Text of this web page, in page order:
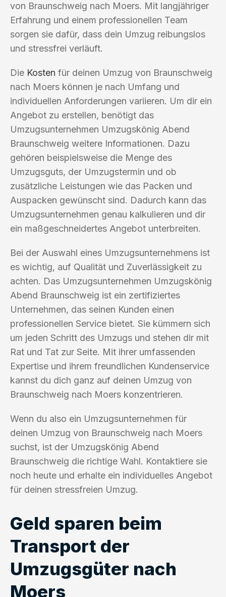
von Braunschweig nach Moers. Mit langjähriger
Erfahrung und einem professionellen Team
sorgen sie dafür, dass dein Umzug reibungslos
und stressfrei verläuft.
Die Kosten für deinen Umzug von Braunschweig
nach Moers können je nach Umfang und
individuellen Anforderungen variieren. Um dir ein
Angebot zu erstellen, benötigt das
Umzugsunternehmen Umzugskönig Abend
Braunschweig weitere Informationen. Dazu
gehören beispielsweise die Menge des
Umzugsguts, der Umzugstermin und ob
zusätzliche Leistungen wie das Packen und
Auspacken gewünscht sind. Dadurch kann das
Umzugsunternehmen genau kalkulieren und dir
ein maßgeschneidertes Angebot unterbreiten.
Bei der Auswahl eines Umzugsunternehmens ist
es wichtig, auf Qualität und Zuverlässigkeit zu
achten. Das Umzugsunternehmen Umzugskönig
Abend Braunschweig ist ein zertifiziertes
Unternehmen, das seinen Kunden einen
professionellen Service bietet. Sie kümmern sich
um jeden Schritt des Umzugs und stehen dir mit
Rat und Tat zur Seite. Mit ihrer umfassenden
Expertise und ihrem freundlichen Kundenservice
kannst du dich ganz auf deinen Umzug von
Braunschweig nach Moers konzentrieren.
Wenn du also ein Umzugsunternehmen für
deinen Umzug von Braunschweig nach Moers
suchst, ist der Umzugskönig Abend
Braunschweig die richtige Wahl. Kontaktiere sie
noch heute und erhalte ein individuelles Angebot
für deinen stressfreien Umzug.
Geld sparen beim
Transport der
Umzugsgüter nach
Moers